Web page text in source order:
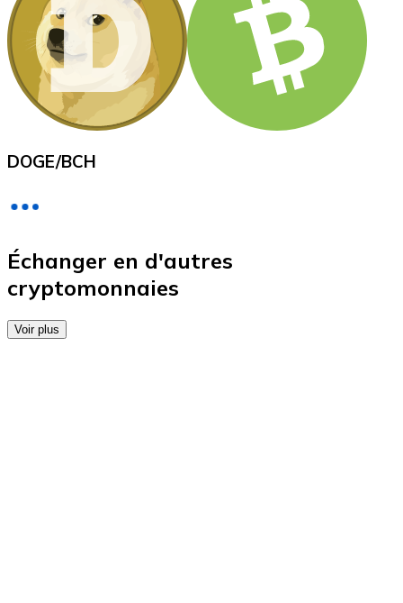
Acheter avec virement bancaire
Carte de crédit / débit
Utilisez les cartes Visa et Mastercard pour acheter
Acheter avec carte
Boutique - Cartes
Aller à la boutique de cartes-cadeaux
DOGE/BCH
Échanger en d'autres
cryptomonnaies
Voir plus